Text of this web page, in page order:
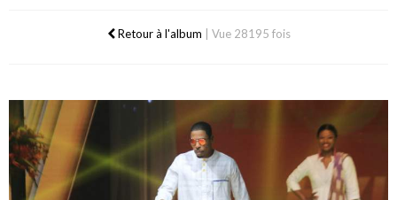
Retour à l'album Vue 28195 fois